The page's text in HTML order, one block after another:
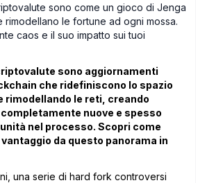
sono come un gioco di Jenga
rimodellano le fortune ad ogni mossa.
caos e il suo impatto sui tuoi
sono aggiornamenti
che ridefiniscono lo spazio
rimodellando le reti, creando
nuove e spesso
nel processo. Scopri come
da questo panorama in
una serie di hard fork controversi